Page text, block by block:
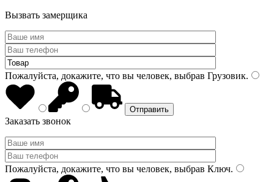
Вызвать замерщика
Пожалуйста, докажите, что вы человек, выбрав Грузовик.
Заказать звонок
Пожалуйста, докажите, что вы человек, выбрав Ключ.